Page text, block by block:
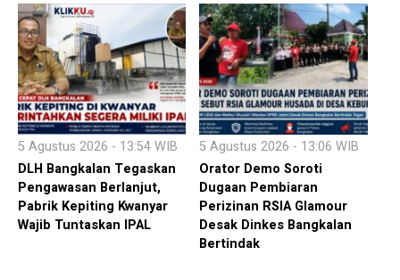
5 Agustus 2026 - 13:54 WIB
DLH Bangkalan Tegaskan
Pengawasan Berlanjut,
Pabrik Kepiting Kwanyar
Wajib Tuntaskan IPAL
5 Agustus 2026 - 13:06 WIB
Orator Demo Soroti
Dugaan Pembiaran
Perizinan RSIA Glamour
Desak Dinkes Bangkalan
Bertindak